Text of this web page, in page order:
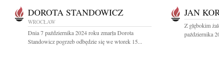
DOROTA STANDOWICZ
WROCŁAW
Dnia 7 października 2024 roku zmarła Dorota
Standowicz pogrzeb odbędzie się we wtorek 15...
JAN
Z głębokim
października